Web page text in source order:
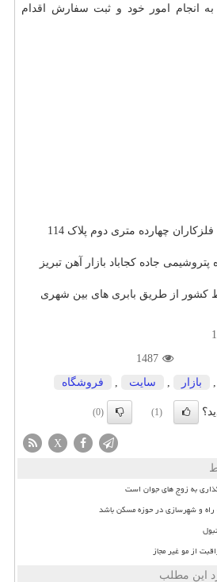
انجام امور خود و ثبت سفارش اقدام
چهارده متری دوم پلاک 114
پتروشیمی جاده کجاباد بازار آهن تبریز
کشور از طریق بابری های بین شهری
1487
بازار سایت فروشگاه
(1)
(0)
X
راه و شهرسازی در حوزه مسکن باشد
از مو غیر مجاز
این مطلب